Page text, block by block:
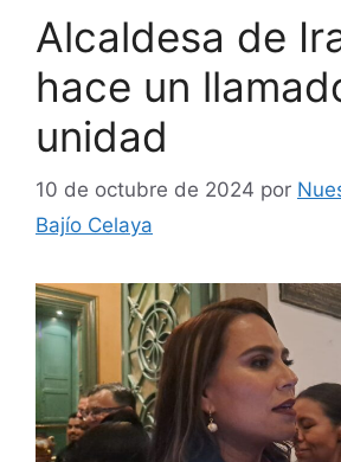
Alcaldesa de
hace un
unidad
10 de octubre de 2024 por
Bajío Celaya